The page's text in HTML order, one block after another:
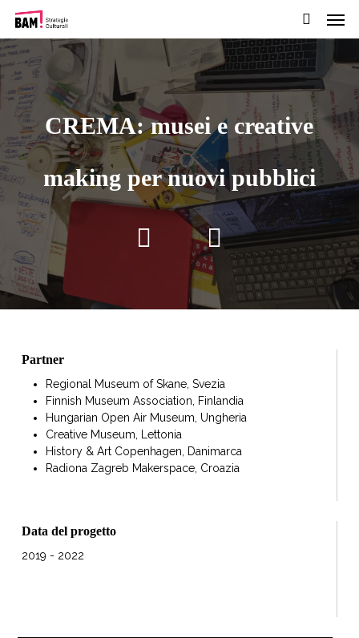
Passa
al
contenuto
pricipale
cerca
CREMA: musei e creative
making per nuovi pubblici
Partner
Regional Museum of Skane, Svezia
Finnish Museum Association, Finlandia
Hungarian Open Air Museum, Ungheria
Creative Museum, Lettonia
History & Art Copenhagen, Danimarca
Radiona Zagreb Makerspace, Croazia
Data del progetto
2019 - 2022